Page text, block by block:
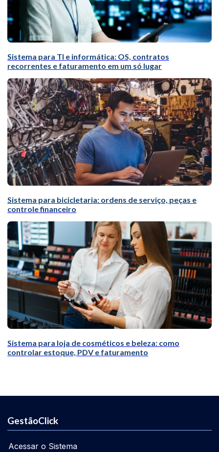
Sistema para TI e informática: OS, contratos
recorrentes e faturamento em um só lugar
Sistema para bicicletaria: ordens de serviço, peças e
controle financeiro
Sistema para loja de cosméticos e beleza: como
controlar estoque, PDV e faturamento
GestãoClick
Acessar o Sistema